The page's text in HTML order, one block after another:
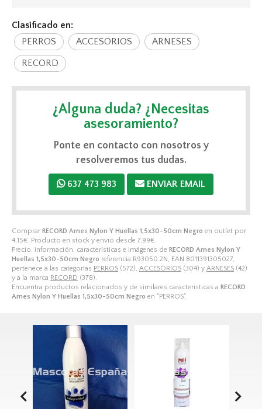
Comprar RECORD Arnes Nylon Y Huellas 1,5x30-50cm Negro en outlet por
4,15€ . Producto en stock y envío desde 7,99€
Precio, información, características e imágenes de RECORD Arnes Nylon Y
Huellas 1,5x30-50cm Negro referencia R93050.2N, EAN 8011391305027,
pertenece a las categorías PERROS (572), ACCESORIOS (304) y ARNESES (42)
y a la marca RECORD (378).
Encuentra productos relacionados y de similares características a RECORD
Arnes Nylon Y Huellas 1,5x30-50cm Negro en "PERROS".
Clasificado en:
PERROS
ACCESORIOS ARNESES
RECORD
¿Alguna duda? ¿Necesitas
asesoramiento?
Ponte en contacto con nosotros y
resolveremos tus dudas.
637 473 983 ENVIAR EMAIL